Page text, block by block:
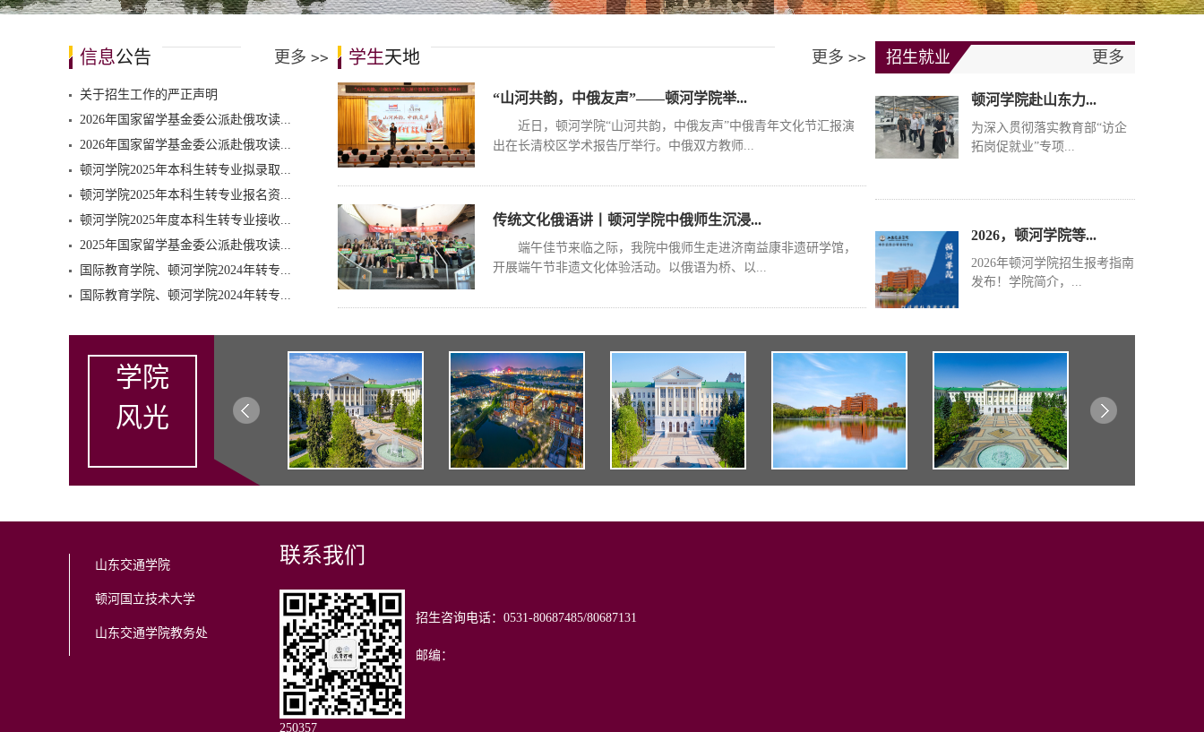
信息公告 更多 >>
关于招生工作的严正声明
2026年国家留学基金委公派赴俄攻读...
2026年国家留学基金委公派赴俄攻读...
顿河学院2025年本科生转专业拟录取...
顿河学院2025年本科生转专业报名资...
顿河学院2025年度本科生转专业接收...
2025年国家留学基金委公派赴俄攻读...
国际教育学院、顿河学院2024年转专...
国际教育学院、顿河学院2024年转专...
学生天地 更多 >>
“山河共韵，中俄友声”——顿河学院举...
近日，顿河学院“山河共韵，中俄友声”中俄青年文化节汇报演
出在长清校区学术报告厅举行。中俄双方教师...
传统文化俄语讲丨顿河学院中俄师生沉浸...
端午佳节来临之际，我院中俄师生走进济南益康非遗研学馆，
开展端午节非遗文化体验活动。以俄语为桥、以...
招生就业 更多
拓岗促就业”专项...
2026，顿河学院等...
2026年顿河学院招生报考指南
发布！学院简介，...
顿河学院赴山东高...
为深入落实高校“访企拓岗促
就业”专项行动要...
顿河学院赴山东力...
为深入贯彻落实教育部“访企
拓岗促就业”专项...
学院
风光
山东交通学院
顿河国立技术大学
山东交通学院教务处
联系我们
招生咨询电话：0531-80687485/80687131
邮编：
250357